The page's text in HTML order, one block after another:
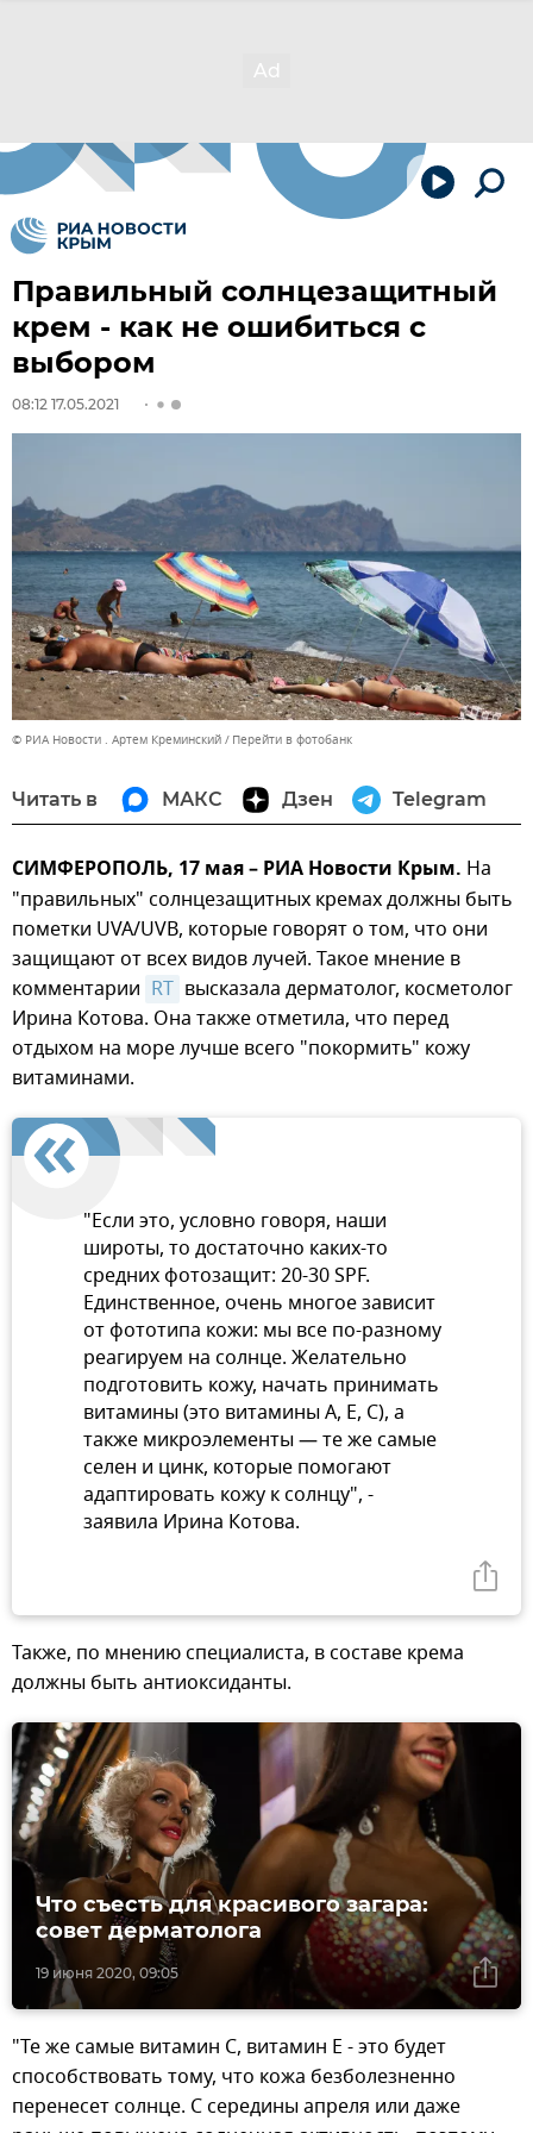
Правильный солнцезащитный
крем - как не ошибиться с
выбором
08:12 17.05.2021
© РИА Новости . Артем Креминский Перейти в фотобанк
Читать в МАКС Дзен Telegram
СИМФЕРОПОЛЬ, 17 мая – РИА Новости Крым. На
"правильных" солнцезащитных кремах должны быть
пометки UVA/UVB, которые говорят о том, что они
защищают от всех видов лучей. Такое мнение в
комментарии RT высказала дерматолог, косметолог
Ирина Котова. Она также отметила, что перед
отдыхом на море лучше всего "покормить" кожу
витаминами.
"Если это, условно говоря, наши
широты, то достаточно каких-то
средних фотозащит: 20-30 SPF.
Единственное, очень многое зависит
от фототипа кожи: мы все по-разному
реагируем на солнце. Желательно
подготовить кожу, начать принимать
витамины (это витамины А, Е, С), а
также микроэлементы — те же самые
селен и цинк, которые помогают
адаптировать кожу к солнцу", -
заявила Ирина Котова.
Также, по мнению специалиста, в составе крема
должны быть антиоксиданты.
19 июня 2020, 09:05
Что съесть для красивого загара:
совет дерматолога
"Те же самые витамин С, витамин Е - это будет
способствовать тому, что кожа безболезненно
перенесет солнце. С середины апреля или даже